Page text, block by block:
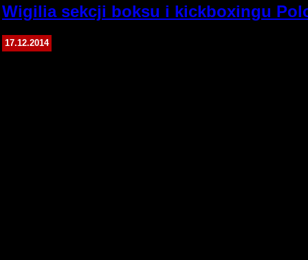
Wigilia sekcji boksu i kickboxingu
17.12.2014